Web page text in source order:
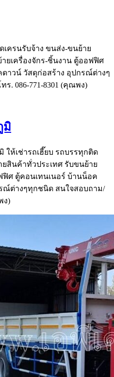
เครนรับจ้าง ขนส่ง-ขนย้าย
ยเครื่องจักร-ชิ้นงาน ตู้ออฟฟิศ
าวน์ วัสดุก่อสร้าง อุปกรณ์ต่างๆ
. 086-771-8301 (คุณพง)
มิ
ให้เช่ารถเฮี๊ยบ รถบรรทุกติด
ยสินค้าทั่วประเทศ รับขนย้าย
ฟิศ ตู้คอนเทนเนอร์ บ้านน็อค
ณ์ต่างๆทุกชนิด สนใจสอบถาม/
ง)